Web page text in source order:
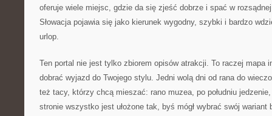
oferuje wiele miejsc, gdzie da się zjeść dobrze i spać w
Słowacja pojawia się jako kierunek wygodny, szybki i bardzo
urlop.
Ten portal nie jest tylko zbiorem opisów atrakcji. To raczej mapa
dobrać wyjazd do Twojego stylu. Jedni wolą dni od rana do
też tacy, którzy chcą mieszać: rano muzea, po południu
stronie wszystko jest ułożone tak, byś mógł wybrać swój